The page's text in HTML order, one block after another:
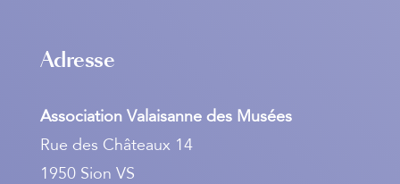
Adresse
Association Valaisanne des Musées
Rue des Châteaux 14
1950 Sion VS